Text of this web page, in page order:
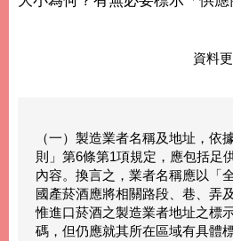
資料
（一）製造業者名稱及地址，依
則」第6條第1項規定，應包括足
內容。換言之，業者名稱應以「
國產菸酒應將相關路段、巷、弄
惟進口菸酒之製造業者地址之標
碼，但仍應就其所在區域有具體